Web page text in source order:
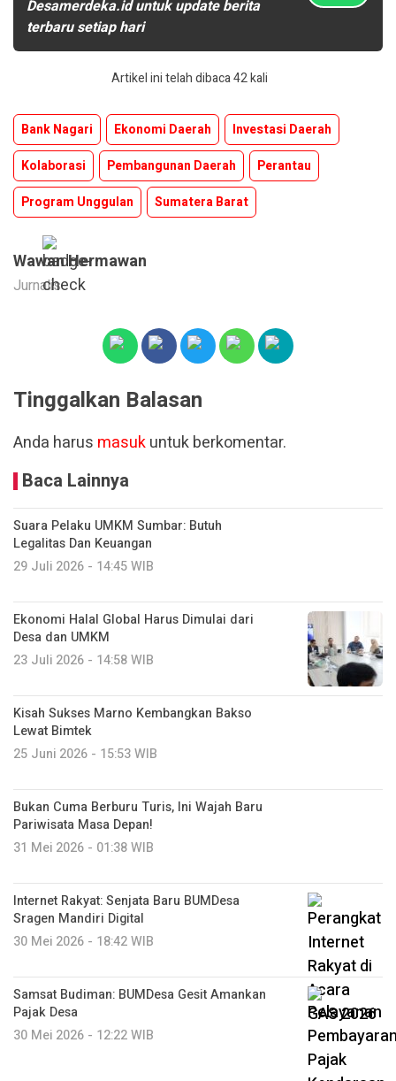
Desamerdeka.id untuk update berita
terbaru setiap hari
Artikel ini telah dibaca 42 kali
Bank Nagari Ekonomi Daerah
Investasi Daerah
Kolaborasi
Pembangunan Daerah
Perantau
Program Unggulan
Sumatera Barat
Wawan Hermawan
Jurnalis
Tinggalkan Balasan
Anda harus masukuntuk berkomentar.
Baca Lainnya
Suara Pelaku UMKM Sumbar: Butuh
Legalitas Dan Keuangan
29 Juli 2026 - 14:45 WIB
Ekonomi Halal Global Harus Dimulai dari
Desa dan UMKM
23 Juli 2026 - 14:58 WIB
Kisah Sukses Marno Kembangkan Bakso
Lewat Bimtek
25 Juni 2026 - 15:53 WIB
Bukan Cuma Berburu Turis, Ini Wajah Baru
Pariwisata Masa Depan!
31 Mei 2026 - 01:38 WIB
Internet Rakyat: Senjata Baru BUMDesa
Sragen Mandiri Digital
30 Mei 2026 - 18:42 WIB
Samsat Budiman: BUMDesa Gesit Amankan
Pajak Desa
30 Mei 2026 - 12:22 WIB